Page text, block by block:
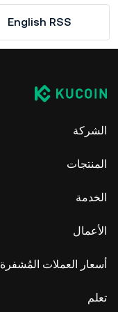
English RSS
الشركة
المنتجات
الخدمة
الأعمال
أسعار العملات المُشفرة
تعلم